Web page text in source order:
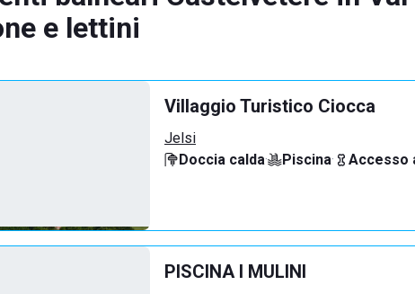
e lettini
Villaggio Turistico Ciocca
Jelsi
Doccia calda· Piscina· Accesso
PISCINA I MULINI